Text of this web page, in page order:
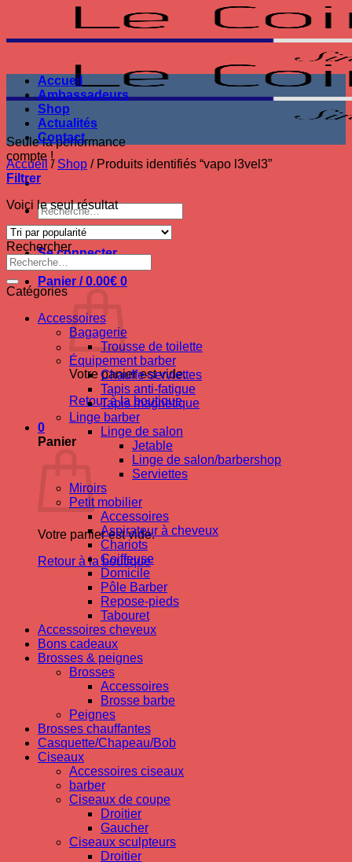
contenu
Seule la performance
compte !
Recherche
pour :
Se connecter
Panier /0.00€ 0
Votre panier est vide.
Retour à la boutique
0
Panier
Votre panier est vide.
Retour à la boutique
Accueil
Ambassadeurs
Shop
Actualités
Contact
Accueil / Shop /Produits identifiés “vapo l3vel3”
Filtrer
Voici le seul résultat
Rechercher
Recherche
pour :
Catégories
Accessoires
Bagagerie
Trousse de toilette
Équipement barber
Chauffe-serviettes
Tapis anti-fatigue
Tapis magnetique
Linge barber
Linge de salon
Jetable
Linge de salon/barbershop
Serviettes
Miroirs
Petit mobilier
Accessoires
Aspirateur à cheveux
Chariots
Coiffeuse
Domicile
Pôle Barber
Repose-pieds
Tabouret
Accessoires cheveux
Bons cadeaux
Brosses & peignes
Brosses
Accessoires
Brosse barbe
Peignes
Brosses chauffantes
Casquette/Chapeau/Bob
Ciseaux
Accessoires ciseaux
barber
Ciseaux de coupe
Droitier
Gaucher
Ciseaux sculpteurs
Droitier